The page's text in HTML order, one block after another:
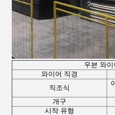
우븐 와
와이어 직경
직조식
개구
시작 유형